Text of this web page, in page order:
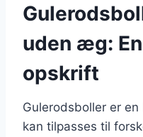
uden æg:
opskrift
Gulerodsboller er
kan tilpasses til